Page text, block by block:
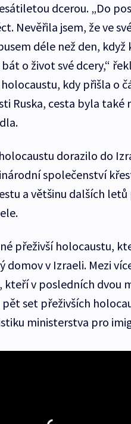
dcerou. „Do
Nevěřila jsem, že ve
déle než den, když
o život své dcery,“
kdy přišla o
Ruska, cesta byla také
dorazilo do
společenství
a většinu dalších
přeživší holocaustu,
domov v Izraeli. Mezi
kteří v posledních dvou
set přeživších
ministerstva pro